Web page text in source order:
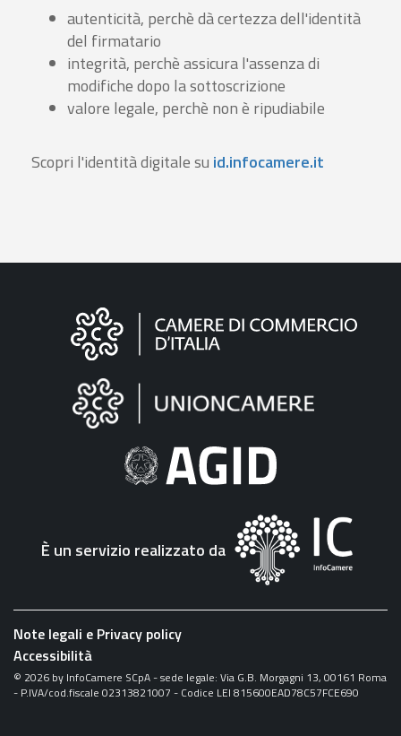
autenticità, perchè dà certezza dell'identità
del firmatario
integrità, perchè assicura l'assenza di
modifiche dopo la sottoscrizione
valore legale, perchè non è ripudiabile
Scopri l'identità digitale su id.infocamere.it
Informazioni
"Fattura
Elettronica"
È un servizio realizzato da
Note legali e Privacy policy
Accessibilità
© 2026 by InfoCamere SCpA - sede legale: Via G.B. Morgagni 13, 00161 Roma
- P.IVA/cod.fiscale 02313821007 - Codice LEI 815600EAD78C57FCE690